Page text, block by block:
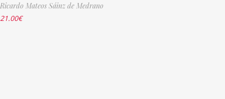
Ricardo Mateos Sáinz de Medrano
21.00€